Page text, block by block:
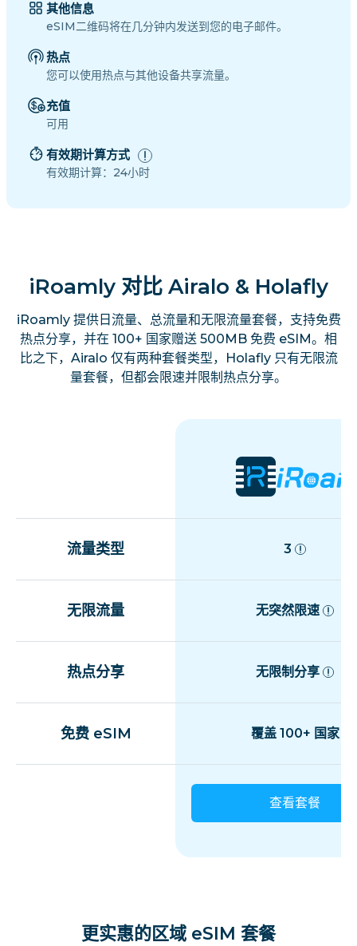
其他信息
eSIM二维码将在几分钟内发送到您的电子邮件。
热点
您可以使用热点与其他设备共享流量。
充值
可用
有效期计算方式
有效期计算：24小时
iRoamly 对比 Airalo & Holafly
iRoamly 提供日流量、总流量和无限流量套餐，支持免费
热点分享，并在 100+ 国家赠送 500MB 免费 eSIM。相
比之下，Airalo 仅有两种套餐类型，Holafly 只有无限流
量套餐，但都会限速并限制热点分享。
流量类型 3
无限流量 无突然限速
热点分享 无限制分享
免费 eSIM 覆盖 100+ 国家
查看套餐
更实惠的区域 eSIM 套餐